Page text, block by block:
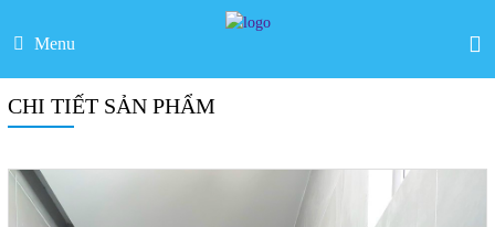
Menu
CHI TIẾT SẢN PHẨM